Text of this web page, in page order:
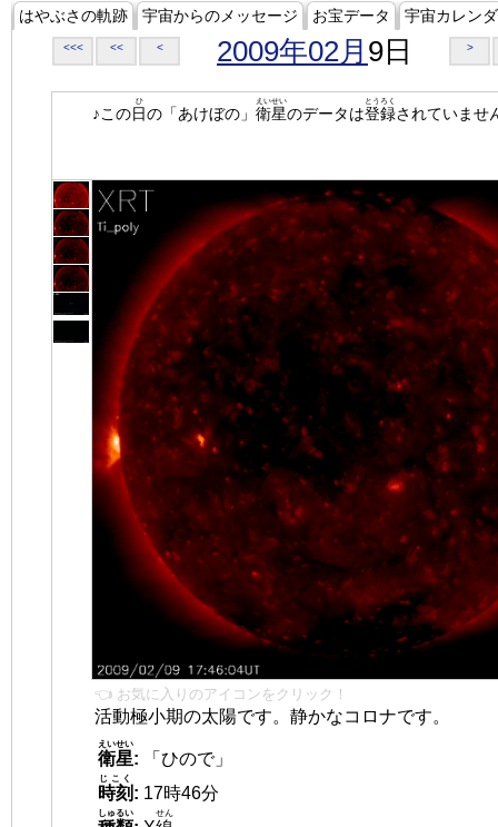
はやぶさの軌跡 宇宙からのメッセージ お宝データ 宇宙カレン
<<< << < 2009年02月 9日 >
♪この日
ひ
の「あけぼの」 衛星
えいせい
のデータは登録
とうろく
されていませ
👈 お気に入りのアイコンをクリック！
活動極小期の太陽です。静かなコロナです。
衛星
えいせい
:
「ひので」
時刻
じこく
: 17時46分
しゅるい せん